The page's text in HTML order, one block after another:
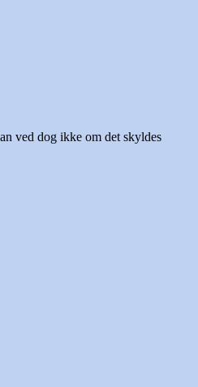
ved dog ikke om det skyldes